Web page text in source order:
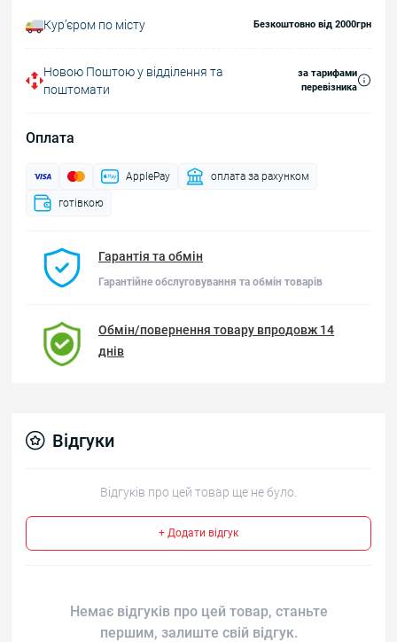
Курʼєром по місту Безкоштовно від 2000грн
Новою Поштою у відділення та
поштомати
за тарифами
перевізника
Оплата
ApplePay оплата за рахунком
готівкою
Гарантія та обмін
Гарантійне обслуговування та обмін товарів
Обмін/повернення товару впродовж 14
днів
Відгуки
Відгуків про цей товар ще не було.
+ Додати відгук
Немає відгуків про цей товар, станьте
першим, залиште свій відгук.